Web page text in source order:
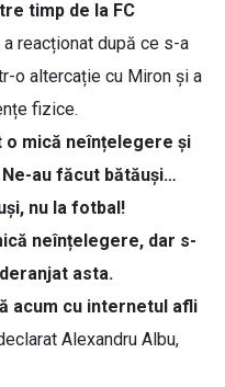
timp de la FC
reacționat după ce s-a
o altercație cu Miron și a
fizice.
o mică neînțelegere și
au făcut bătăuși…
nu la fotbal!
neînțelegere, dar s-
asta.
acum cu internetul afli
Alexandru Albu,